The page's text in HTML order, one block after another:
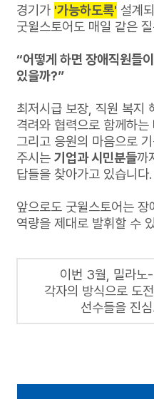
경기가 '가능하도록' 설계
굿윌스토어도 매일 같은
“어떻게 하면 장애직원들
있을까?”
최저시급 보장, 직원 복지
격려와 협력으로 함께하는
그리고 응원의 마음으로
주시는기업과 시민분들까
답들을 찾아가고 있습니다.
앞으로도 굿윌스토어는
역량을제대로 발휘할 수
이번 3월, 밀라노
각자의 방식으로 도
선수들을 진